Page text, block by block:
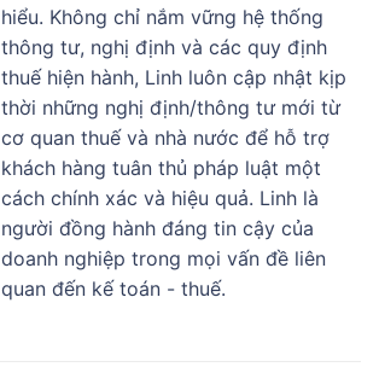
hiểu. Không chỉ nắm vững hệ thống
thông tư, nghị định và các quy định
thuế hiện hành, Linh luôn cập nhật kịp
thời những nghị định/thông tư mới từ
cơ quan thuế và nhà nước để hỗ trợ
khách hàng tuân thủ pháp luật một
cách chính xác và hiệu quả. Linh là
người đồng hành đáng tin cậy của
doanh nghiệp trong mọi vấn đề liên
quan đến kế toán - thuế.